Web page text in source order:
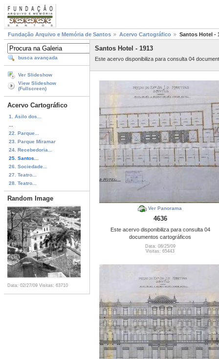
Fundação Arquivo e Memória de Santos Acervo Cartográfico Santos Hotel -
busca avançada
Ver Slideshow
View Slideshow
(Fullscreen)
Acervo Cartográfico
1. Asilo dos...
22. Parque...
23. Parque Miramar
24. Recebedoria...
25. Santos...
26. Sociedade...
27. Teatro...
28. Teatro...
Random Image
Data: 02/27/09 Visitas: 63710
Santos Hotel - 1913
Este acervo disponibiliza para consulta 04
Ver Panorama
4636
Este acervo disponibiliza para consulta 04
documentos cartográficos
Data: 08/25/09
Visitas: 65443